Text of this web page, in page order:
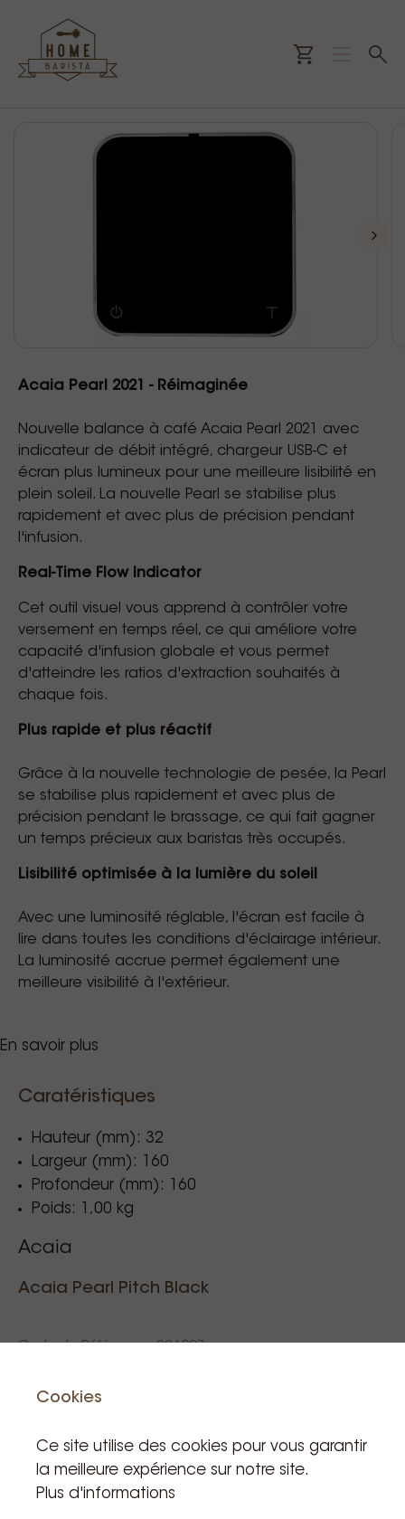
Acaia Pearl 2021 - Réimaginée
Nouvelle balance à café Acaia Pearl 2021 avec
indicateur de débit intégré, chargeur USB-C et
écran plus lumineux pour une meilleure lisibilité en
plein soleil. La nouvelle Pearl se stabilise plus
rapidement et avec plus de précision pendant
l'infusion.
Real-Time Flow Indicator
Cet outil visuel vous apprend à contrôler votre
versement en temps réel, ce qui améliore votre
capacité d'infusion globale et vous permet
d'atteindre les ratios d'extraction souhaités à
chaque fois.
Plus rapide et plus réactif
Grâce à la nouvelle technologie de pesée, la Pearl
se stabilise plus rapidement et avec plus de
précision pendant le brassage, ce qui fait gagner
un temps précieux aux baristas très occupés.
Lisibilité optimisée à la lumière du soleil
Avec une luminosité réglable, l'écran est facile à
lire dans toutes les conditions d'éclairage intérieur.
La luminosité accrue permet également une
meilleure visibilité à l'extérieur.
Info suplémentaire: Min. Weight: 0.1 g
Précision: 0.1 g
Display: 8-digit LED
Batterie: Lithium ion, USB Rechargeable
Connectivity: Bluetooth 4.0
En savoir plus
Caratéristiques
Hauteur (mm): 32
Largeur (mm): 160
Profondeur (mm): 160
Poids: 1,00 kg
Acaia
Acaia Pearl Pitch Black
Code de Référence: 006997
TVA incluse
Cookies
Ce site utilise des cookies pour vous garantir
la meilleure expérience sur notre site.
Plus d'informations